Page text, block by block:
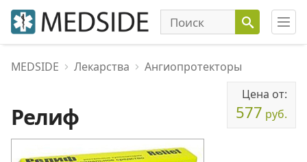
MEDSIDE Лекарства Ангиопротекторы
Релиф
Цена от:
577 руб.